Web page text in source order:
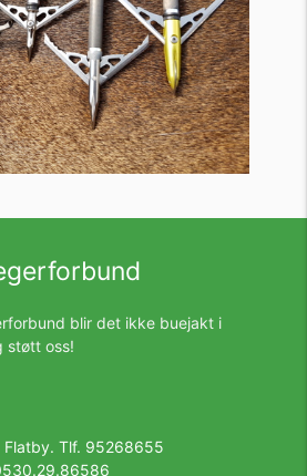
blir det ikke buejakt i
støtt oss!
Flatby. Tlf. 95268655